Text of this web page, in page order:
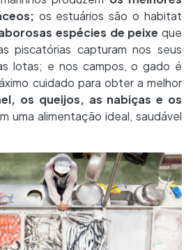
os estuários são o habitat
espécies de peixe que
piscatórias capturam nos seus
lotas; e nos campos, o gado é
cuidado para obter a melhor
os queijos, as nabiças e os
uma alimentação ideal, saudável